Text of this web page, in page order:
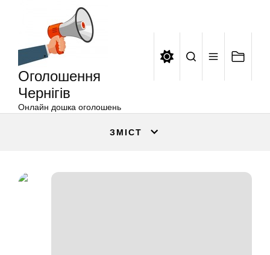
Оголошення
Чернігів
Онлайн дошка оголошень
ЗМІСТ